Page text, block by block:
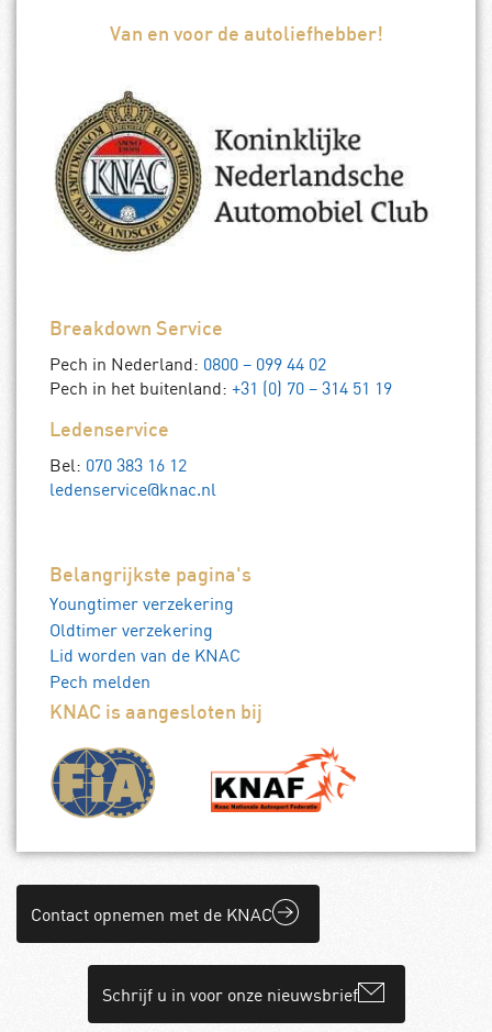
Van en voor de autoliefhebber!
Breakdown Service
Pech in Nederland: 0800 – 099 44 02
Pech in het buitenland: +31 (0) 70 – 314 51 19
Ledenservice
Bel: 070 383 16 12
ledenservice@knac.nl
Belangrijkste pagina's
Youngtimer verzekering
Oldtimer verzekering
Lid worden van de KNAC
Pech melden
KNAC is aangesloten bij
Contact opnemen met de KNAC
Schrijf u in voor onze nieuwsbrief